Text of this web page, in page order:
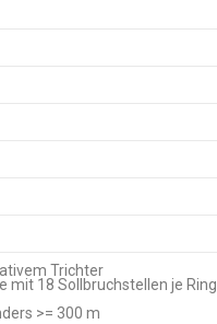
Trichter
mit 18 Sollbruchstellen je Ring
>= 300 m